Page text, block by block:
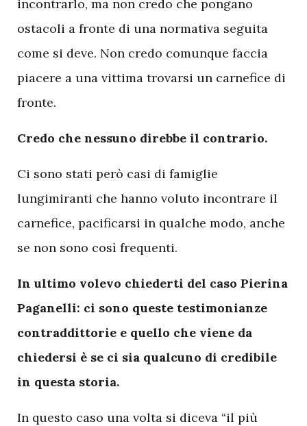
incontrarlo, ma non credo che pongano
ostacoli a fronte di una normativa seguita
come si deve. Non credo comunque faccia
piacere a una vittima trovarsi un carnefice di
fronte.
Credo che nessuno direbbe il contrario.
Ci sono stati però casi di famiglie
lungimiranti che hanno voluto incontrare il
carnefice, pacificarsi in qualche modo, anche
se non sono così frequenti.
In ultimo volevo chiederti del caso Pierina
Paganelli: ci sono queste testimonianze
contraddittorie e quello che viene da
chiedersi è se ci sia qualcuno di credibile
in questa storia.
In questo caso una volta si diceva “il più